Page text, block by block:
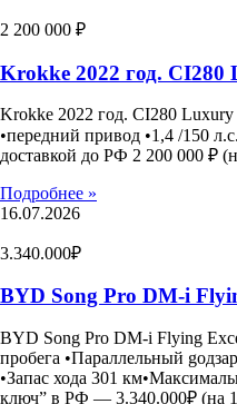
2 200 000 ₽
Krokke 2022 год.
Krokke 2022 год. CI280 Luxury
•передний привод •1,4 /150
доставкой до РФ 2 200 000 ₽
Подробнее »
16.07.2026
3.340.000₽
BYD Song Pro DM-i
BYD Song Pro DM-i Flying
пробега •Параллельный
•Запас хода 301
ключ” в РФ — 3.340.000₽ (на